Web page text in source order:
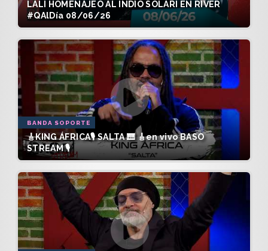
LALI HOMENAJEÓ AL INDIO SOLARI EN RIVER
#QAlDía 08/06/26
BANDA SOPORTE
🎸KING ÁFRICA🎙️ SALTA 🎹 🎸en vivo BASO
STREAM 🎙️